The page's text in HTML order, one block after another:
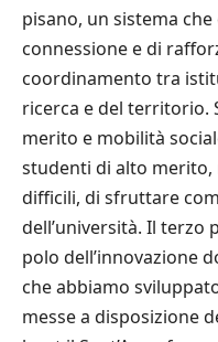
pisano, un sistema
connessione e di
coordinamento tra
ricerca e del territorio.
merito e mobilità
studenti di alto
difficili, di sfruttare
dell’università. Il terzo
polo dell’innovazione
che abbiamo
messe a disposizione